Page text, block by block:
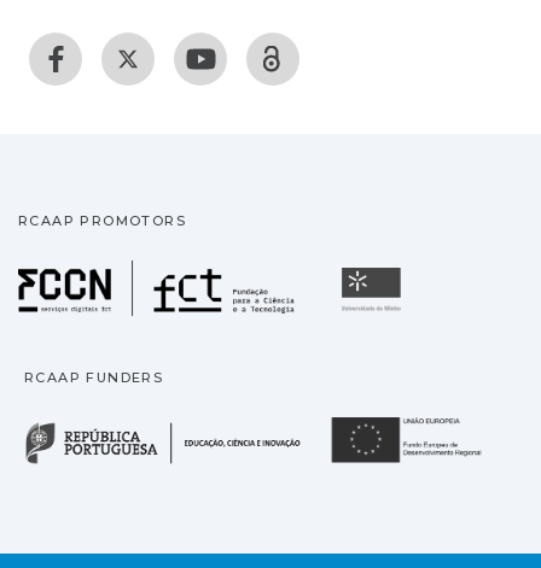
RCAAP PROMOTORS
Fundação para a
RCAAP FUNDERS
República Portuguesa